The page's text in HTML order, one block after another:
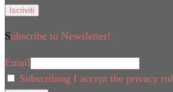
Subscribe to Newsletter!
Email
Subscribing I accept the privacy